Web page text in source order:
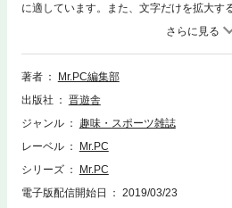
に適しています。また、文字だけを拡大す
ト、検索、辞書の参照、引用などの機能が
ウィンドウズ活用誌 Mr.PC】今月号はオ
ndows 10を大特集！総力特集では
別に紹介！アップデートからイライラ解消
からWindows 10に乗り換えるための完全ガ
術×無料ソフトでかんたんに最強化
【第3特集】価格に満足！ 使って大満足!!安
集】目指せ脱初心者！本気のデジカメ撮影
ツ。◆最新フリーソフトランキング◆お父
著者
Mr.PC編集部
出版社
晋遊舎
ジャンル
趣味・スポーツ雑誌
レーベル
Mr.PC
シリーズ
Mr.PC
電子版配信開始日
2019/03/23